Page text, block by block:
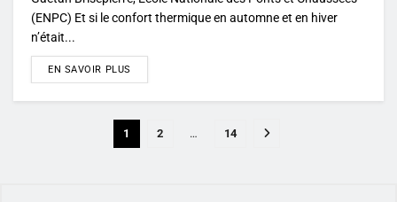
(ENPC) Et si le confort thermique en automne et en hiver
n’était...
EN SAVOIR PLUS
1 2 … 14